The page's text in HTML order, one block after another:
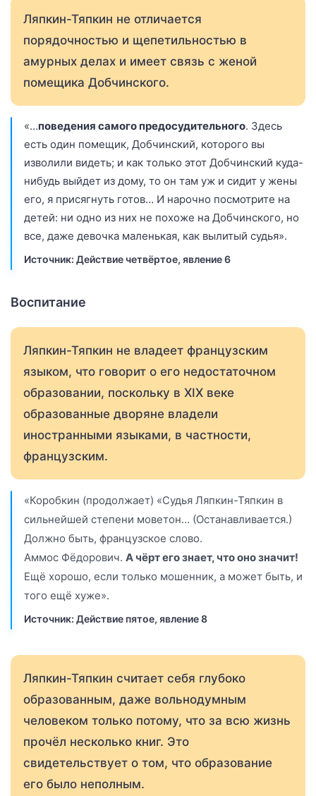
Ляпкин-Тяпкин не отличается
порядочностью и щепетильностью в
амурных делах и имеет связь с женой
помещика Добчинского.
«…поведения самого предосудительного. Здесь
есть один помещик, Добчинский, которого вы
изволили видеть; и как только этот Добчинский куда-
нибудь выйдет из дому, то он там уж и сидит у жены
его, я присягнуть готов… И нарочно посмотрите на
детей: ни одно из них не похоже на Добчинского, но
все, даже девочка маленькая, как вылитый судья».
Источник: Действие четвёртое, явление 6
Воспитание
Ляпкин-Тяпкин не владеет французским
языком, что говорит о его недостаточном
образовании, поскольку в XIX веке
образованные дворяне владели
иностранными языками, в частности,
французским.
«Коробкин (продолжает) «Судья Ляпкин-Тяпкин в
сильнейшей степени моветон… (Останавливается.)
Должно быть, французское слово.
Аммос Фёдорович. А чёрт его знает, что оно значит!
Ещё хорошо, если только мошенник, а может быть, и
того ещё хуже».
Источник: Действие пятое, явление 8
Ляпкин-Тяпкин считает себя глубоко
образованным, даже вольнодумным
человеком только потому, что за всю жизнь
прочёл несколько книг. Это
свидетельствует о том, что образование
его было неполным.